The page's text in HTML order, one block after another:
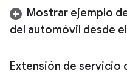
Mostrar ejemplo
del automóvil desde
Extensión de servicio